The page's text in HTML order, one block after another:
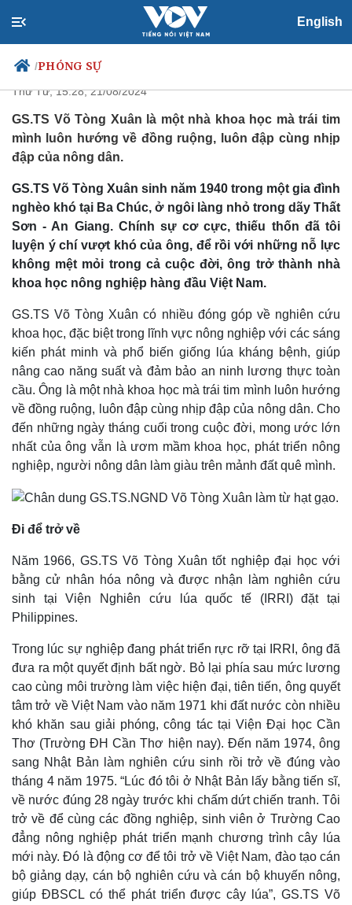
English
/PHÓNG SỰ
Chính trị
Tổ chức nhân sự
Quốc hội
Nhận diện sự thật
Xã hội
Dự báo thời tiết
Giáo dục
Dấu ấn VOV
Việc làm
Biển đảo
Thế giới
Quan sát
Cuộc sống đó đây
Hồ sơ
Multimedia
Video
Ảnh
E-Magazine
Infographic
Hương phù sa miền châu thổ
Thứ Tư, 15:28, 21/08/2024
GS.TS Võ Tòng Xuân là một nhà khoa học mà trái tim
mình luôn hướng về đồng ruộng, luôn đập cùng nhịp
đập của nông dân.
GS.TS Võ Tòng Xuân sinh năm 1940 trong một gia đình
nghèo khó tại Ba Chúc, ở ngôi làng nhỏ trong dãy Thất
Sơn - An Giang. Chính sự cơ cực, thiếu thốn đã tôi
luyện ý chí vượt khó của ông, để rồi với những nỗ lực
không mệt mỏi trong cả cuộc đời, ông trở thành nhà
khoa học nông nghiệp hàng đầu Việt Nam.
GS.TS Võ Tòng Xuân có nhiều đóng góp về nghiên cứu
khoa học, đặc biệt trong lĩnh vực nông nghiệp với các sáng
kiến phát minh và phổ biến giống lúa kháng bệnh, giúp
nâng cao năng suất và đảm bảo an ninh lương thực toàn
cầu. Ông là một nhà khoa học mà trái tim mình luôn hướng
về đồng ruộng, luôn đập cùng nhịp đập của nông dân. Cho
đến những ngày tháng cuối trong cuộc đời, mong ước lớn
nhất của ông vẫn là ươm mầm khoa học, phát triển nông
nghiệp, người nông dân làm giàu trên mảnh đất quê mình.
Đi để trở về
Năm 1966, GS.TS Võ Tòng Xuân tốt nghiệp đại học với
bằng cử nhân hóa nông và được nhận làm nghiên cứu
sinh tại Viện Nghiên cứu lúa quốc tế (IRRI) đặt tại
Philippines.
Trong lúc sự nghiệp đang phát triển rực rỡ tại IRRI, ông đã
đưa ra một quyết định bất ngờ. Bỏ lại phía sau mức lương
cao cùng môi trường làm việc hiện đại, tiên tiến, ông quyết
tâm trở về Việt Nam vào năm 1971 khi đất nước còn nhiều
khó khăn sau giải phóng, công tác tại Viện Đại học Cần
Thơ (Trường ĐH Cần Thơ hiện nay). Đến năm 1974, ông
sang Nhật Bản làm nghiên cứu sinh rồi trở về đúng vào
tháng 4 năm 1975. “Lúc đó tôi ở Nhật Bản lấy bằng tiến sĩ,
về nước đúng 28 ngày trước khi chấm dứt chiến tranh. Tôi
trở về để cùng các đồng nghiệp, sinh viên ở Trường Cao
đẳng nông nghiệp phát triển mạnh chương trình cây lúa
mới này. Đó là động cơ để tôi trở về Việt Nam, đào tạo cán
bộ giảng dạy, cán bộ nghiên cứu và cán bộ khuyến nông,
giúp ĐBSCL có thể phát triển được cây lúa”, GS.TS Võ